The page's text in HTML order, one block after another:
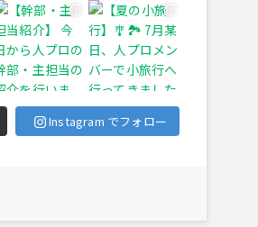
Instagram でフォロー